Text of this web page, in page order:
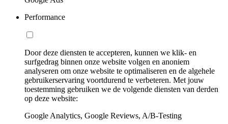
Performance
Door deze diensten te accepteren, kunnen we klik- en
surfgedrag binnen onze website volgen en anoniem
analyseren om onze website te optimaliseren en de algehele
gebruikerservaring voortdurend te verbeteren. Met jouw
toestemming gebruiken we de volgende diensten van derden
op deze website:
Google Analytics, Google Reviews, A/B-Testing